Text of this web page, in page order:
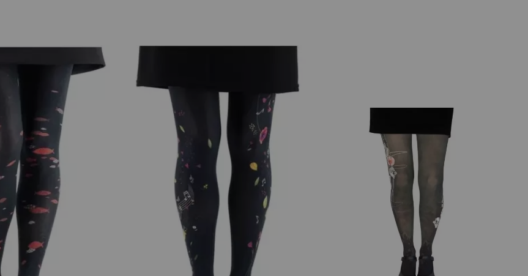
une véritable bonne affaire. Pensez à tous les collants filés que vous avez dû acheter au fil des ans... Lili
pendant 3 à 4 ans, voire bien plus si vous en prenez soin. De nombreuses clientes témoignent de
ces collants premium qui sont là pour durer.
que Bo-bun, Noémie Choupis, Ana Meian, Anne Wenger, Aurélie Blanz, Carine Hinder, Mathieu Mizzon, Mélanie
de Noémi. Ces illustrateurs apportent une créativité sans limites, qui permet à la marque de sortir des sentiers
et originales.
fantaisie (120 deniers), et les socquettes fines et chaussettes femme
de Lili Gambettes. Une gamme d'idées
et en ligne. Chic Ethnique est fier d'être le site de référence pour les collants Lili Gambettes depuis 2013.
sur notre site de vente en ligne sont le choix parfait pour celles qui cherchent des collants originaux et